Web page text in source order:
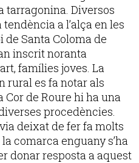
tarragonina. Diversos
a l’alça en les
Santa Coloma de
inscrit noranta
famílies joves. La
rural es fa notar als
Cor de Roure hi ha una
procedències.
deixat de fer fa molts
comarca enguany s’ha
donar resposta a aquest